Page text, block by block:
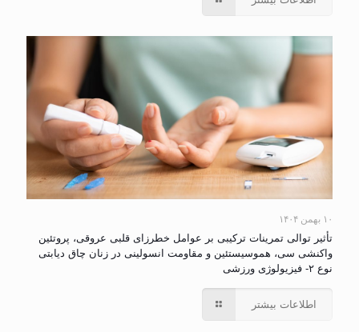
۱۰ بهمن ۱۴۰۴
تأثیر توالی تمرینات ترکیبی بر عوامل خطرزای قلبی عروقی، پروتئین
واکنشی سی، هموسیستئین و مقاومت انسولینی در زنان چاق دیابتی
نوع ۲- فیزیولوژی ورزشی
اطلاعات بیشتر